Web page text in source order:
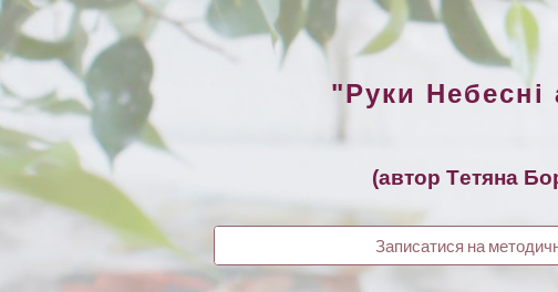
"Руки Небесні
(автор Тетяна
Записатися на